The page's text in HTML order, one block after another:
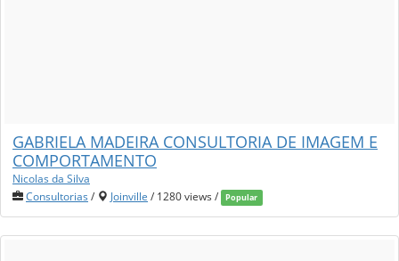
GABRIELA MADEIRA CONSULTORIA DE IMAGEM E
COMPORTAMENTO
Nicolas da Silva
Consultorias / Joinville / 1280 views / Popular